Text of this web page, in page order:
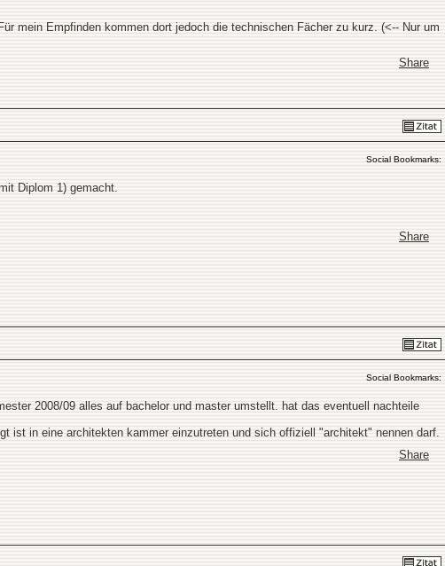
mein Empfinden kommen dort jedoch die technischen Fächer zu kurz. (<-- Nur um
Share
Social Bookmarks:
Diplom 1) gemacht.
Share
Social Bookmarks:
2008/09 alles auf bachelor und master umstellt. hat das eventuell nachteile
ist in eine architekten kammer einzutreten und sich offiziell "architekt" nennen darf.
Share